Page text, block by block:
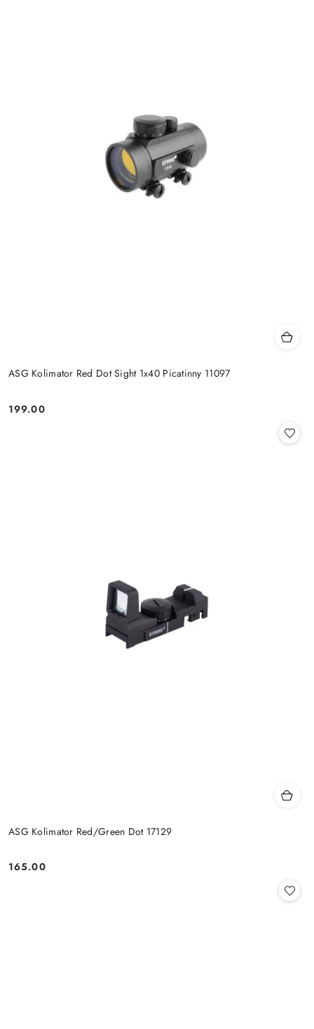
ASG Kolimator Red Dot Sight 1x40 Picatinny 11097
Cena:
199.00
ASG Kolimator Red/Green Dot 17129
Cena:
165.00